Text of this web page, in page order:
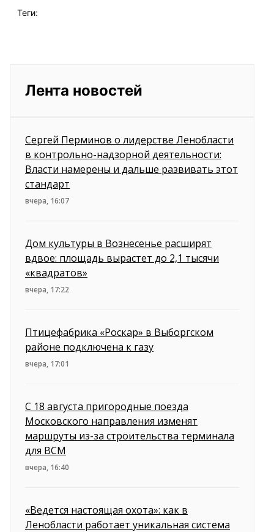
Теги:
Лента новостей
Сергей Перминов о лидерстве Ленобласти
в контрольно-надзорной деятельности:
Власти намерены и дальше развивать этот
стандарт
вчера, 16:07
Дом культуры в Вознесенье расширят
вдвое: площадь вырастет до 2,1 тысячи
«квадратов»
вчера, 17:22
Птицефабрика «Роскар» в Выборгском
районе подключена к газу
вчера, 17:01
С 18 августа пригородные поезда
Московского направления изменят
маршруты из-за строительства терминала
для ВСМ
вчера, 16:40
«Ведется настоящая охота»: как в
Ленобласти работает уникальная система